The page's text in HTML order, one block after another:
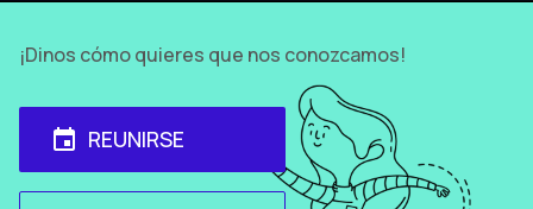
¡Dinos cómo quieres que nos conozcamos!
event REUNIRSE